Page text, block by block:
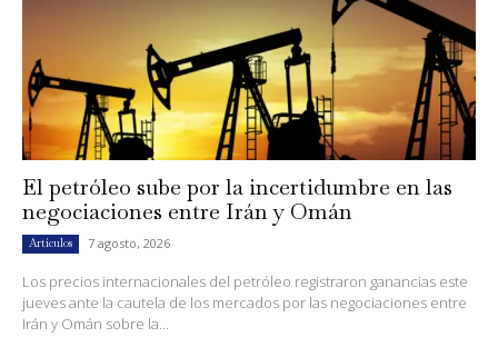
El petróleo sube por la incertidumbre en las
negociaciones entre Irán y Omán
Artículos 7 agosto, 2026
Los precios internacionales del petróleo registraron ganancias este
jueves ante la cautela de los mercados por las negociaciones entre
Irán y Omán sobre la...